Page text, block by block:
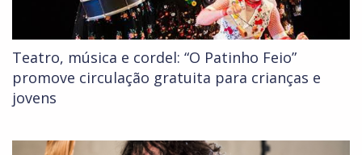
Teatro, música e cordel: “O Patinho Feio”
promove circulação gratuita para crianças e
jovens